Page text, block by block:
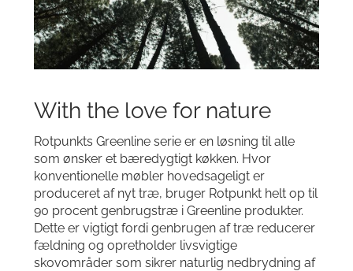
With the love for nature
Rotpunkts Greenline serie er en løsning til alle
som ønsker et bæredygtigt køkken. Hvor
konventionelle møbler hovedsageligt er
produceret af nyt træ, bruger Rotpunkt helt op til
90 procent genbrugstræ i Greenline produkter.
Dette er vigtigt fordi genbrugen af træ reducerer
fældning og opretholder livsvigtige
skovområder som sikrer naturlig nedbrydning af